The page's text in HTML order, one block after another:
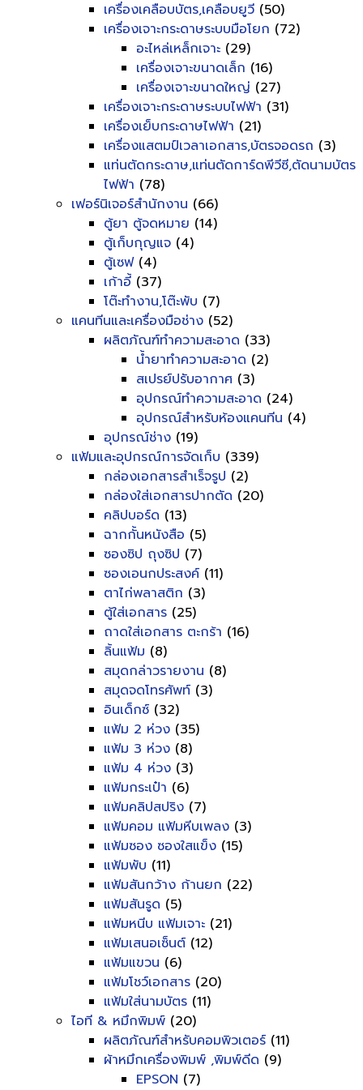
เครื่องเคลือบบัตร,เคลือบยูวี (50)
เครื่องเจาะกระดาษระบบมือโยก (72)
อะไหล่เหล็กเจาะ (29)
เครื่องเจาะขนาดเล็ก (16)
เครื่องเจาะขนาดใหญ่ (27)
เครื่องเจาะกระดาษระบบไฟฟ้า (31)
เครื่องเย็บกระดาษไฟฟ้า (21)
เครื่องแสตมป์เวลาเอกสาร,บัตรจอดรถ (3)
แท่นตัดกระดาษ,แท่นตัดการ์ดพีวีซี,ตัดนามบัตร
ไฟฟ้า (78)
เฟอร์นิเจอร์สำนักงาน (66)
ตู้ยา ตู้จดหมาย (14)
ตู้เก็บกุญแจ (4)
ตู้เซฟ(4)
เก้าอี้ (37)
โต๊ะทำงาน,โต๊ะพับ (7)
แคนทีนและเครื่องมือช่าง (52)
ผลิตภัณฑ์ทำความสะอาด (33)
น้ำยาทำความสะอาด (2)
สเปรย์ปรับอากาศ (3)
อุปกรณ์ทำความสะอาด (24)
อุปกรณ์สำหรับห้องแคนทีน (4)
อุปกรณ์ช่าง (19)
แฟ้มและอุปกรณ์การจัดเก็บ (339)
กล่องเอกสารสำเร็จรูป (2)
กล่องใส่เอกสารปากตัด (20)
คลิปบอร์ด (13)
ฉากกั้นหนังสือ (5)
ซองซิป ถุงซิป (7)
ซองเอนกประสงค์ (11)
ตาไก่พลาสติก (3)
ตู้ใส่เอกสาร (25)
ถาดใส่เอกสาร ตะกร้า (16)
ลิ้นแฟ้ม (8)
สมุดกล่าวรายงาน (8)
สมุดจดโทรศัพท์ (3)
อินเด็กซ์ (32)
แฟ้ม 2 ห่วง (35)
แฟ้ม 3 ห่วง (8)
แฟ้ม 4 ห่วง (3)
แฟ้มกระเป๋า (6)
แฟ้มคลิปสปริง (7)
แฟ้มคอม แฟ้มหีบเพลง (3)
แฟ้มซอง ซองใสแข็ง (15)
แฟ้มพับ (11)
แฟ้มสันกว้าง ก้านยก (22)
แฟ้มสันรูด (5)
แฟ้มหนีบ แฟ้มเจาะ (21)
แฟ้มเสนอเซ็นต์ (12)
แฟ้มแขวน (6)
แฟ้มโชว์เอกสาร (20)
แฟ้มใส่นามบัตร (11)
ไอที & หมึกพิมพ์ (20)
ผลิตภัณฑ์สำหรับคอมพิวเตอร์ (11)
ผ้าหมึกเครื่องพิมพ์ ,พิมพ์ดีด (9)
EPSON (7)